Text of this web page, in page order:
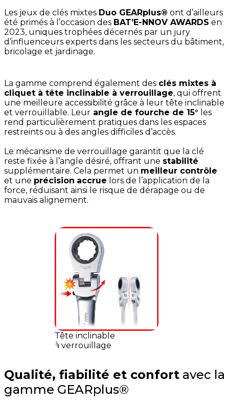
Les jeux de clés mixtes Duo GEARplus® ont d’ailleurs
été primés à l’occasion des BAT’E-NNOV AWARDS en
2023, uniques trophées décernés par un jury
d’influenceurs experts dans les secteurs du bâtiment,
bricolage et jardinage.
La gamme comprend également des clés mixtes à
cliquet à tête inclinable à verrouillage, qui offrent
une meilleure accessibilité grâce à leur tête inclinable
et verrouillable. Leur angle de fourche de 15° les
rend particulièrement pratiques dans les espaces
restreints ou à des angles difficiles d’accès.
Le mécanisme de verrouillage garantit que la clé
reste fixée à l’angle désiré, offrant une stabilité
supplémentaire. Cela permet un meilleur contrôle
et une précision accrue lors de l’application de la
force, réduisant ainsi le risque de dérapage ou de
mauvais alignement.
Tête inclinable
à verrouillage
Qualité, fiabilité et confort avec la
gamme GEARplus®